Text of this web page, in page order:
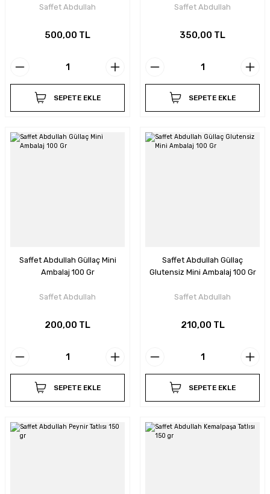
Saffet Abdullah
500,00 TL
SEPETE EKLE
Saffet Abdullah
350,00 TL
SEPETE EKLE
Saffet Abdullah Güllaç Mini
Ambalaj 100 Gr
Saffet Abdullah
200,00 TL
SEPETE EKLE
Saffet Abdullah Güllaç
Glutensiz Mini Ambalaj 100 Gr
Saffet Abdullah
210,00 TL
SEPETE EKLE